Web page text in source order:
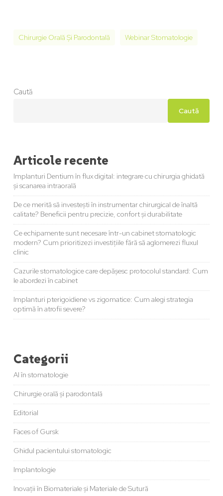
Chirurgie Orală Și Parodontală Webinar Stomatologie
Caută
Caută
Articole recente
Implanturi Dentium în flux digital: integrare cu chirurgia ghidată
și scanarea intraorală
De ce merită să investești în instrumentar chirurgical de înaltă
calitate? Beneficii pentru precizie, confort și durabilitate
Ce echipamente sunt necesare într-un cabinet stomatologic
modern? Cum prioritizezi investițiile fără să aglomerezi fluxul
clinic
Cazurile stomatologice care depășesc protocolul standard: Cum
le abordezi în cabinet
Implanturi pterigoidiene vs zigomatice: Cum alegi strategia
optimă în atrofii severe?
Categorii
AI în stomatologie
Chirurgie orală și parodontală
Editorial
Faces of Gursk
Ghidul pacientului stomatologic
Implantologie
Inovații în Biomateriale și Materiale de Sutură